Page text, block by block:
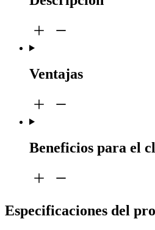
Ventajas
Beneficios para el
Especificaciones del